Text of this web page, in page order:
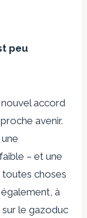
peu
nouvel accord
avenir.
– et une
toutes choses
à
sur le gazoduc